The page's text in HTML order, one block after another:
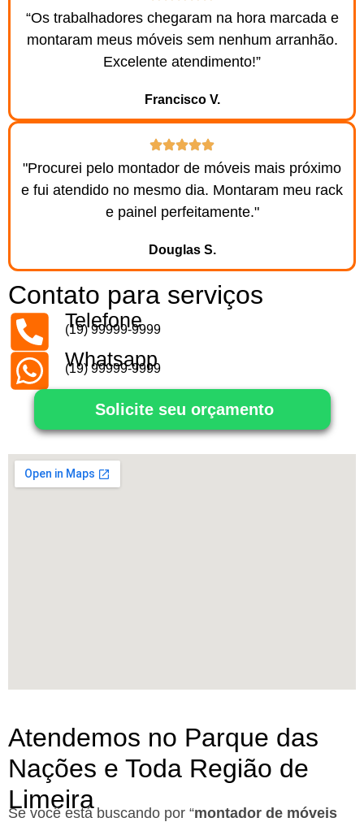
“Os trabalhadores chegaram na hora marcada e
montaram meus móveis sem nenhum arranhão.
Excelente atendimento!”
Francisco V.
"Procurei pelo montador de móveis mais próximo
e fui atendido no mesmo dia. Montaram meu rack
e painel perfeitamente."
Douglas S.
Contato para serviços
Telefone
(19) 99999-9999
Whatsapp
(19) 99999-9999
Solicite seu orçamento
Atendemos no Parque das
Nações e Toda Região de
Limeira
Se você está buscando por “montador de móveis